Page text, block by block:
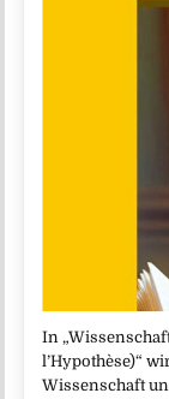
In
l’Hypothèse)“
Wissenschaft